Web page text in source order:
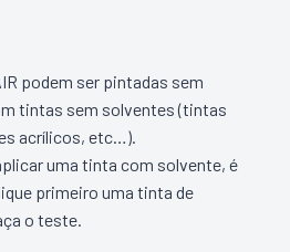
podem ser pintadas sem
tintas sem solventes (tintas
acrílicos, etc…).
uma tinta com solvente, é
primeiro uma tinta de
o teste.